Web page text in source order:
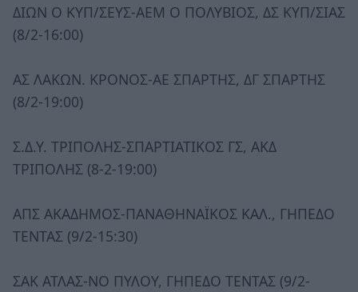
ΔΙΩΝ Ο ΚΥΠ/ΣΕΥΣ-ΑΕΜ Ο ΠΟΛΥΒΙΟΣ, ΔΣ ΚΥΠ/ΣΙΑΣ
(8/2-16:00)
ΑΣ ΛΑΚΩΝ. ΚΡΟΝΟΣ-ΑΕ ΣΠΑΡΤΗΣ, ΔΓ ΣΠΑΡΤΗΣ
(8/2-19:00)
Σ.Δ.Υ. ΤΡΙΠΟΛΗΣ-ΣΠΑΡΤΙΑΤΙΚΟΣ ΓΣ, ΑΚΔ
ΤΡΙΠΟΛΗΣ (8-2-19:00)
ΑΠΣ ΑΚΑΔΗΜΟΣ-ΠΑΝΑΘΗΝΑΪΚΟΣ ΚΑΛ., ΓΗΠΕΔΟ
ΤΕΝΤΑΣ (9/2-15:30)
ΣΑΚ ΑΤΛΑΣ-ΝΟ ΠΥΛΟΥ, ΓΗΠΕΔΟ ΤΕΝΤΑΣ (9/2-